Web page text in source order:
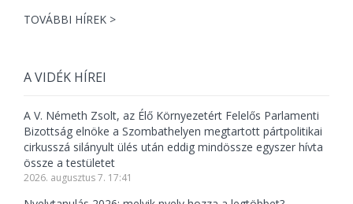
TOVÁBBI HÍREK >
A VIDÉK HÍREI
A V. Németh Zsolt, az Élő Környezetért Felelős Parlamenti
Bizottság elnöke a Szombathelyen megtartott pártpolitikai
cirkusszá silányult ülés után eddig mindössze egyszer hívta
össze a testületet
2026. augusztus 7. 17:41